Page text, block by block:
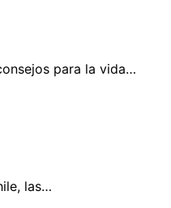
para la vida…
las…